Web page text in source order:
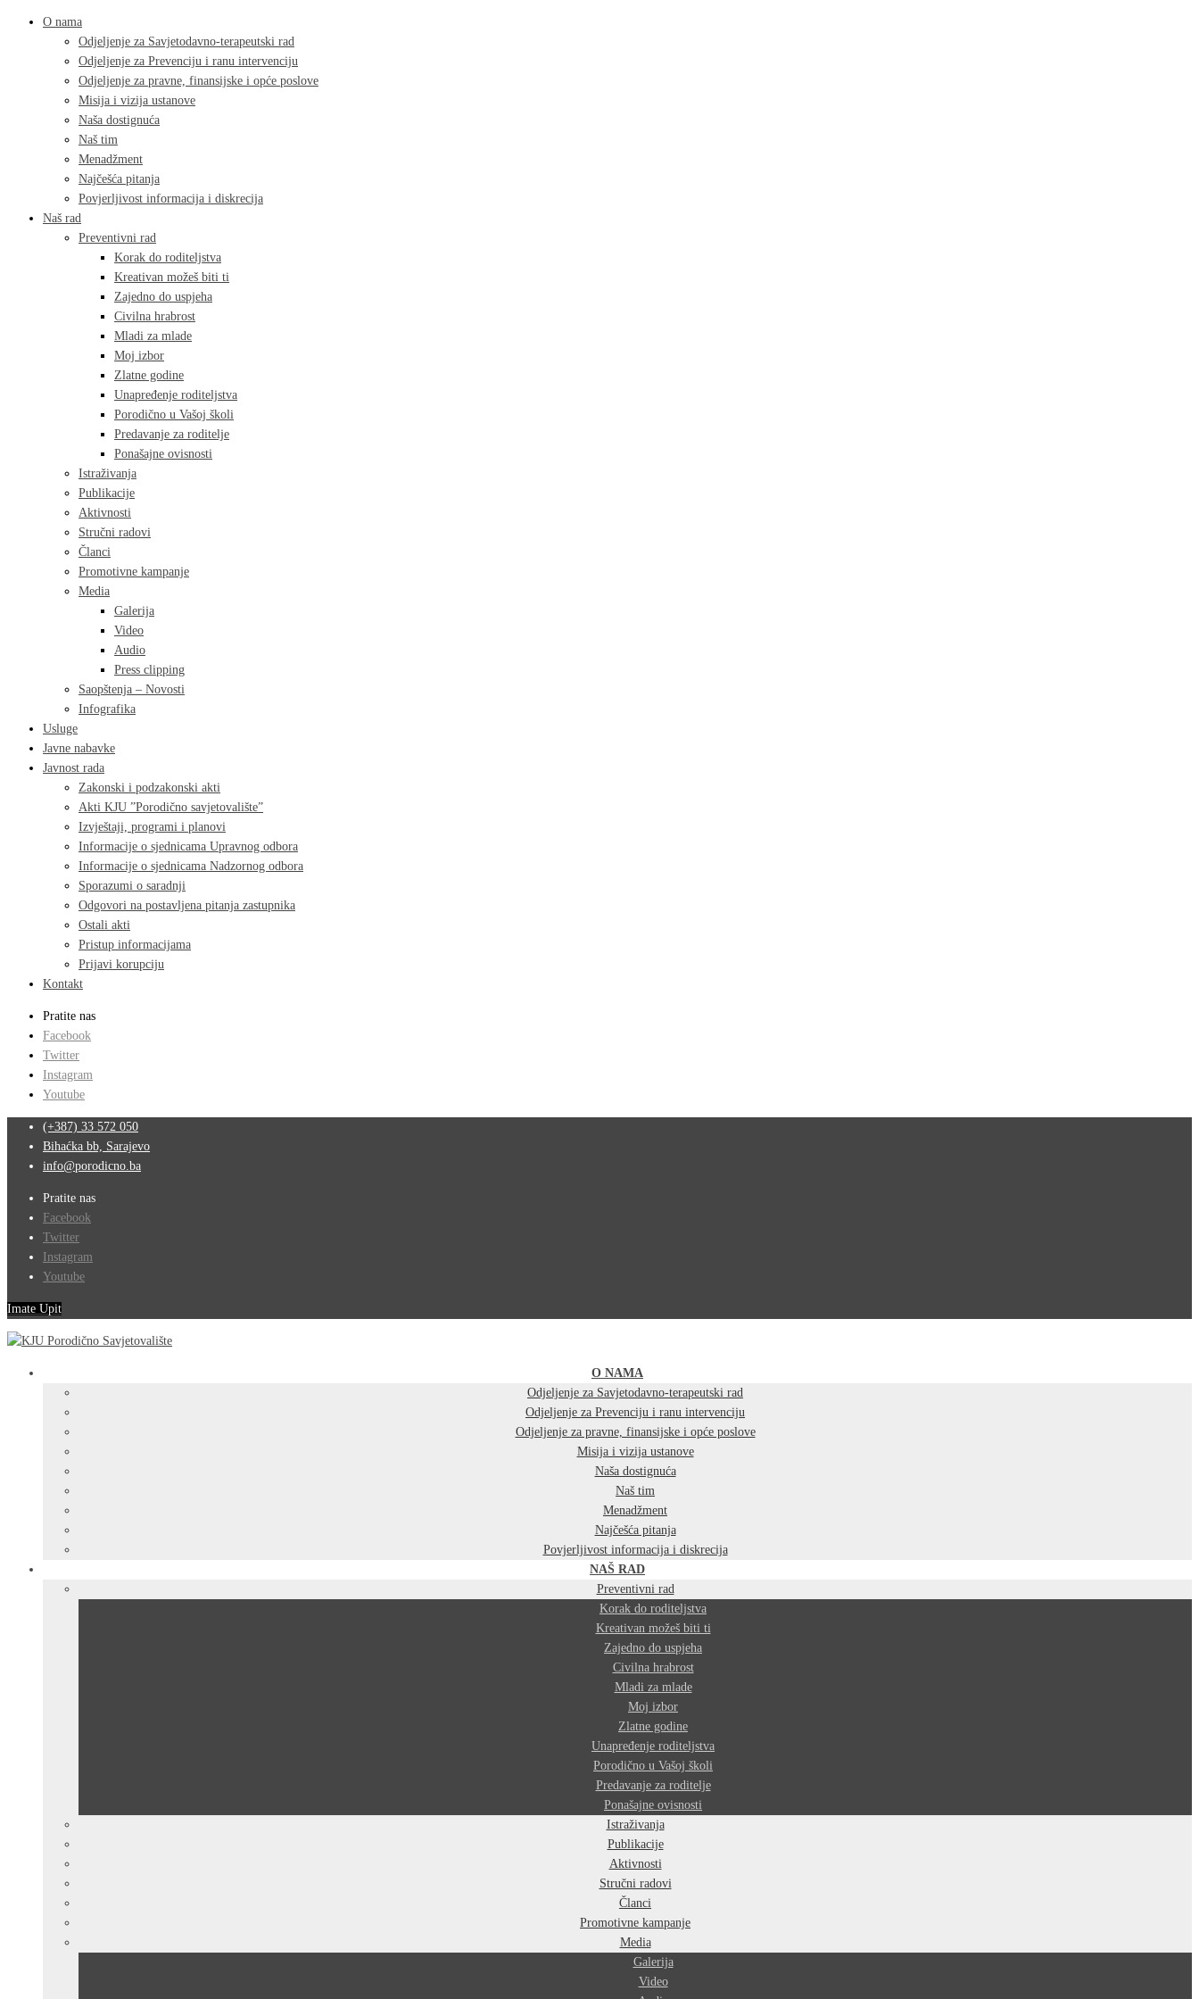
O nama
Odjeljenje za Savjetodavno-terapeutski rad
Odjeljenje za Prevenciju i ranu intervenciju
Odjeljenje za pravne, finansijske i opće poslove
Misija i vizija ustanove
Naša dostignuća
Naš tim
Menadžment
Najčešća pitanja
Povjerljivost informacija i diskrecija
Naš rad
Preventivni rad
Korak do roditeljstva
Kreativan možeš biti ti
Zajedno do uspjeha
Civilna hrabrost
Mladi za mlade
Moj izbor
Zlatne godine
Unapređenje roditeljstva
Porodično u Vašoj školi
Predavanje za roditelje
Ponašajne ovisnosti
Istraživanja
Publikacije
Aktivnosti
Stručni radovi
Članci
Promotivne kampanje
Media
Galerija
Video
Audio
Press clipping
Saopštenja – Novosti
Infografika
Usluge
Javne nabavke
Javnost rada
Zakonski i podzakonski akti
Akti KJU ”Porodično savjetovalište”
Izvještaji, programi i planovi
Informacije o sjednicama Upravnog odbora
Informacije o sjednicama Nadzornog odbora
Sporazumi o saradnji
Odgovori na postavljena pitanja zastupnika
Ostali akti
Pristup informacijama
Prijavi korupciju
Kontakt
Pratite nas
Facebook
Twitter
Instagram
Youtube
(+387) 33 572 050
Bihaćka bb, Sarajevo
info@porodicno.ba
Pratite nas
Facebook
Twitter
Instagram
Youtube
Imate Upit
O NAMA
Odjeljenje za Savjetodavno-terapeutski rad
Odjeljenje za Prevenciju i ranu intervenciju
Odjeljenje za pravne, finansijske i opće poslove
Misija i vizija ustanove
Naša dostignuća
Naš tim
Menadžment
Najčešća pitanja
Povjerljivost informacija i diskrecija
NAŠ RAD
Preventivni rad
Korak do roditeljstva
Kreativan možeš biti ti
Zajedno do uspjeha
Civilna hrabrost
Mladi za mlade
Moj izbor
Zlatne godine
Unapređenje roditeljstva
Porodično u Vašoj školi
Predavanje za roditelje
Ponašajne ovisnosti
Istraživanja
Publikacije
Aktivnosti
Stručni radovi
Članci
Promotivne kampanje
Media
Galerija
Video